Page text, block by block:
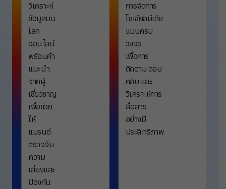
วิเคราะห์
ข้อมูลบน
โลก
ออนไลน์
พร้อมคำ
แนะนำ
จากผู้
เชี่ยวชาญ
เพื่อช่วย
ให้
แบรนด์
ตรวจจับ
ความ
เสี่ยงและ
ป้องกัน
การจัดการ
โซเชียลมีเดีย
แบบครบ
วงจร
เพื่อการ
ติดตาม ตอบ
กลับ และ
วิเคราะห์การ
สื่อสาร
อย่างมี
ประสิทธิภาพ